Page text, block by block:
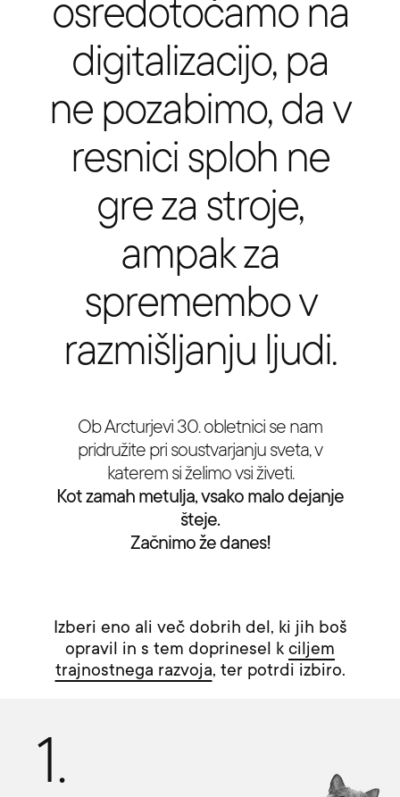
osredotočamo na
digitalizacijo, pa
ne pozabimo, da v
resnici sploh ne
gre za stroje,
ampak za
spremembo v
razmišljanju ljudi.
Ob Arcturjevi 30. obletnici se nam
pridružite pri soustvarjanju sveta, v
katerem si želimo vsi živeti.
Kot zamah metulja, vsako malo dejanje
šteje.
Začnimo že danes!
Izberi eno ali več dobrih del, ki jih boš
opravil in s tem doprinesel k ciljem
trajnostnega razvoja, ter potrdi izbiro.
1.